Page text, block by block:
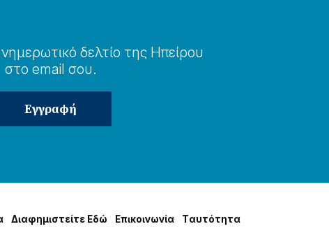
δελτίο της Ηπείρου
στο email σου.
Δɩαφημɩστείτε Εδώ Επɩκοɩνωνία Tαυτότητα